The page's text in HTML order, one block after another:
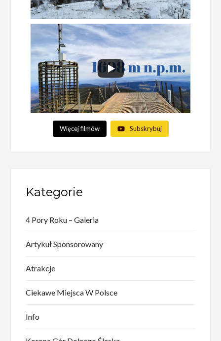
Więcej filmów Subskrybuj
Kategorie
4 Pory Roku – Galeria
Artykuł Sponsorowany
Atrakcje
Ciekawe Miejsca W Polsce
Info